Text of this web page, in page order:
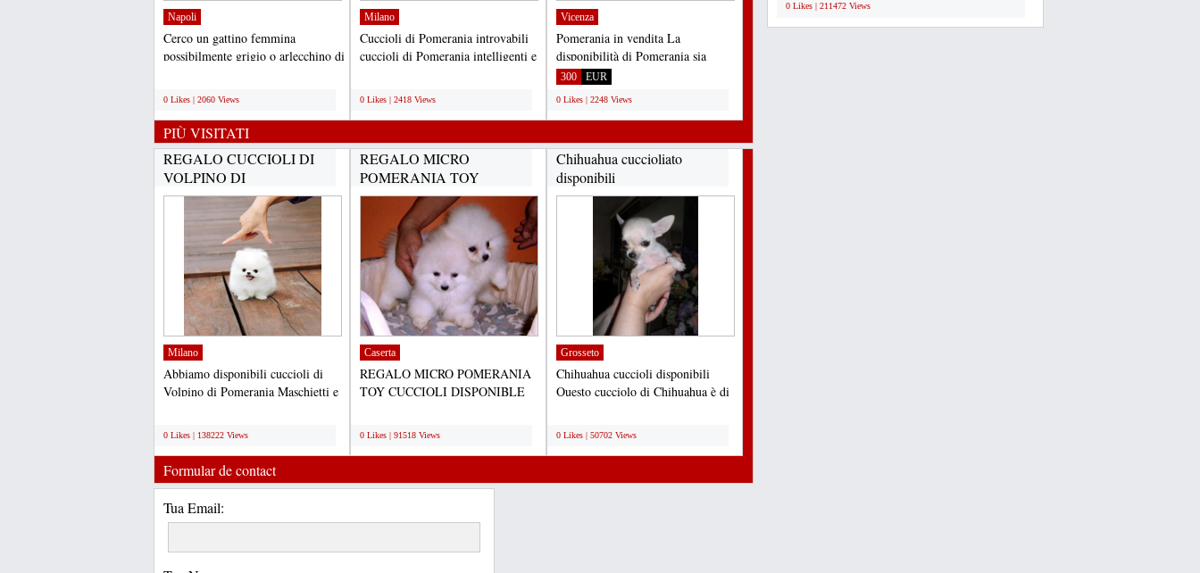
Napoli
Cerco un gattino femmina
possibilmente grigio o arlecchino di
0 Likes | 2060 Views
Milano
Cuccioli di Pomerania introvabili
cuccioli di Pomerania intelligenti e
0 Likes | 2418 Views
Vicenza
Pomerania in vendita La
disponibilità di Pomerania sia
maschio che femmina è ora...
300 EUR
0 Likes | 2248 Views
PIÙ VISITATI
REGALO CUCCIOLI DI
VOLPINO DI
POMERANIA(GRATIS)...
Milano
Abbiamo disponibili cuccioli di
Volpino di Pomerania Maschietti e
0 Likes | 138222 Views
REGALO MICRO
POMERANIA TOY
CUCCIOLI
DISPONIBLE...
Caserta
REGALO MICRO POMERANIA
TOY CUCCIOLI DISPONIBLE
0 Likes | 91518 Views
Chihuahua cuccioliato
disponibili
Grosseto
Chihuahua cuccioli disponibili
Questo cucciolo di Chihuahua è di
0 Likes | 50702 Views
Formular de contact
Tua Email:
0 Likes | 211472 Views